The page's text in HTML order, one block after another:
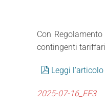
Con
contingenti
pdf
Leggi l'articolo
2025-07-16_EF3